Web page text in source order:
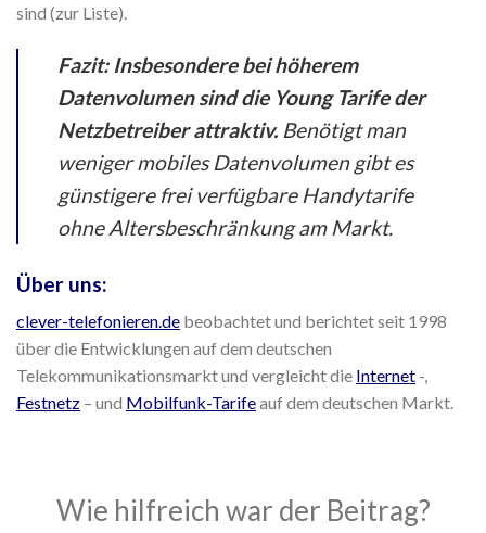
sind (zur Liste).
Fazit: Insbesondere bei höherem
Datenvolumen sind die Young Tarife der
Netzbetreiber attraktiv. Benötigt man
weniger mobiles Datenvolumen gibt es
günstigere frei verfügbare Handytarife
ohne Altersbeschränkung am Markt.
Über uns:
clever-telefonieren.de beobachtet und berichtet seit 1998
über die Entwicklungen auf dem deutschen
Telekommunikationsmarkt und vergleicht die Internet -,
Festnetz – und Mobilfunk-Tarifeauf dem deutschen Markt.
Wie hilfreich war der Beitrag?